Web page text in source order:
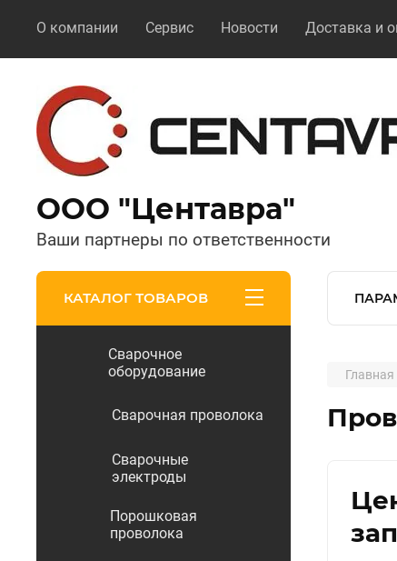
О компании Сервис Новости Доставка и
ООО "Центавра"
Ваши партнеры по ответственности
КАТАЛОГ ТОВАРОВ
Сварочное
оборудование
Сварочная проволока
Сварочные
электроды
Порошковая
проволока
Главная